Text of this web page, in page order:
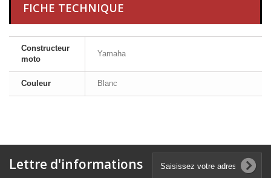
FICHE TECHNIQUE
Constructeur
moto
Yamaha
Couleur Blanc
Lettre d'informations